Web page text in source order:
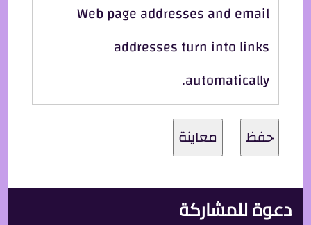
Web page addresses and email
addresses turn into links
automatically.
دعوة للمشاركة